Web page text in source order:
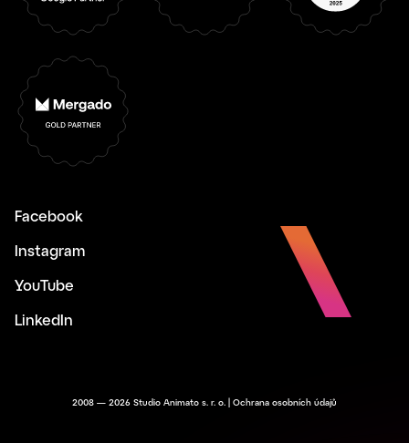
Facebook
Instagram
YouTube
LinkedIn
2008 — 2026 Studio Animato s. r. o. | Ochrana osobních údajů